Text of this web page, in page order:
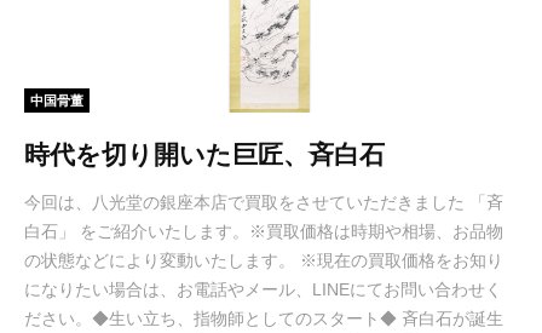
中国骨董
時代を切り開いた巨匠、斉白石
今回は、八光堂の銀座本店で買取をさせていただきました 「斉
白石」 をご紹介いたします。※買取価格は時期や相場、お品物
の状態などにより変動いたします。 ※現在の買取価格をお知り
になりたい場合は、お電話やメール、LINEにてお問い合わせく
ださい。◆生い立ち、指物師としてのスタート◆ 斉白石が誕生